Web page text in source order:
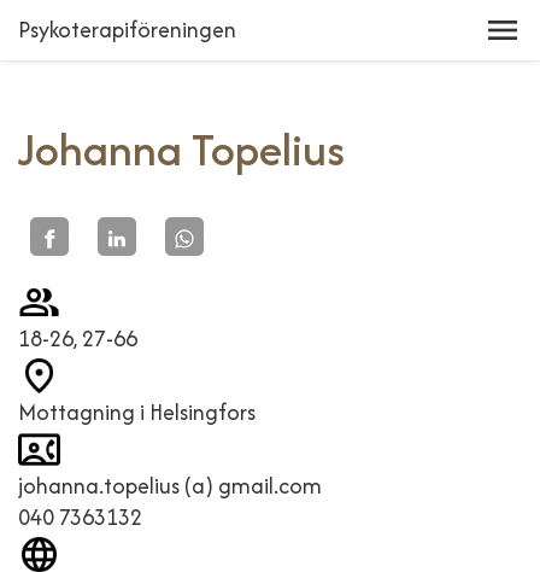
Psykoterapiföreningen
Johanna Topelius
18-26, 27-66
Mottagning i Helsingfors
johanna.topelius (a) gmail.com
040 7363132